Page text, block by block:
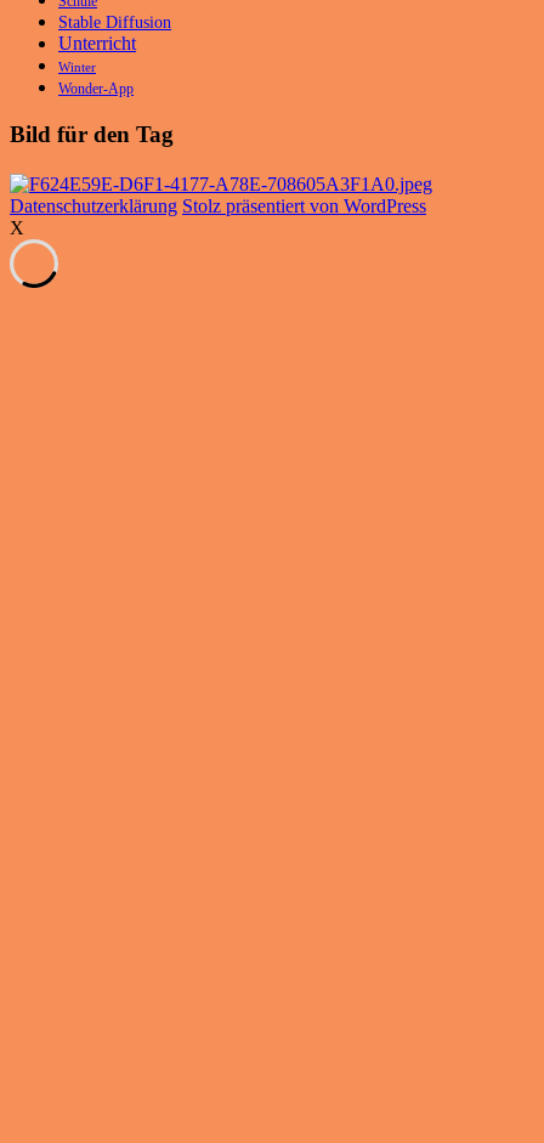
Stable Diffusion
Unterricht
Winter
Wonder-App
Bild für den Tag
Datenschutzerklärung Stolz präsentiert von WordPress
X